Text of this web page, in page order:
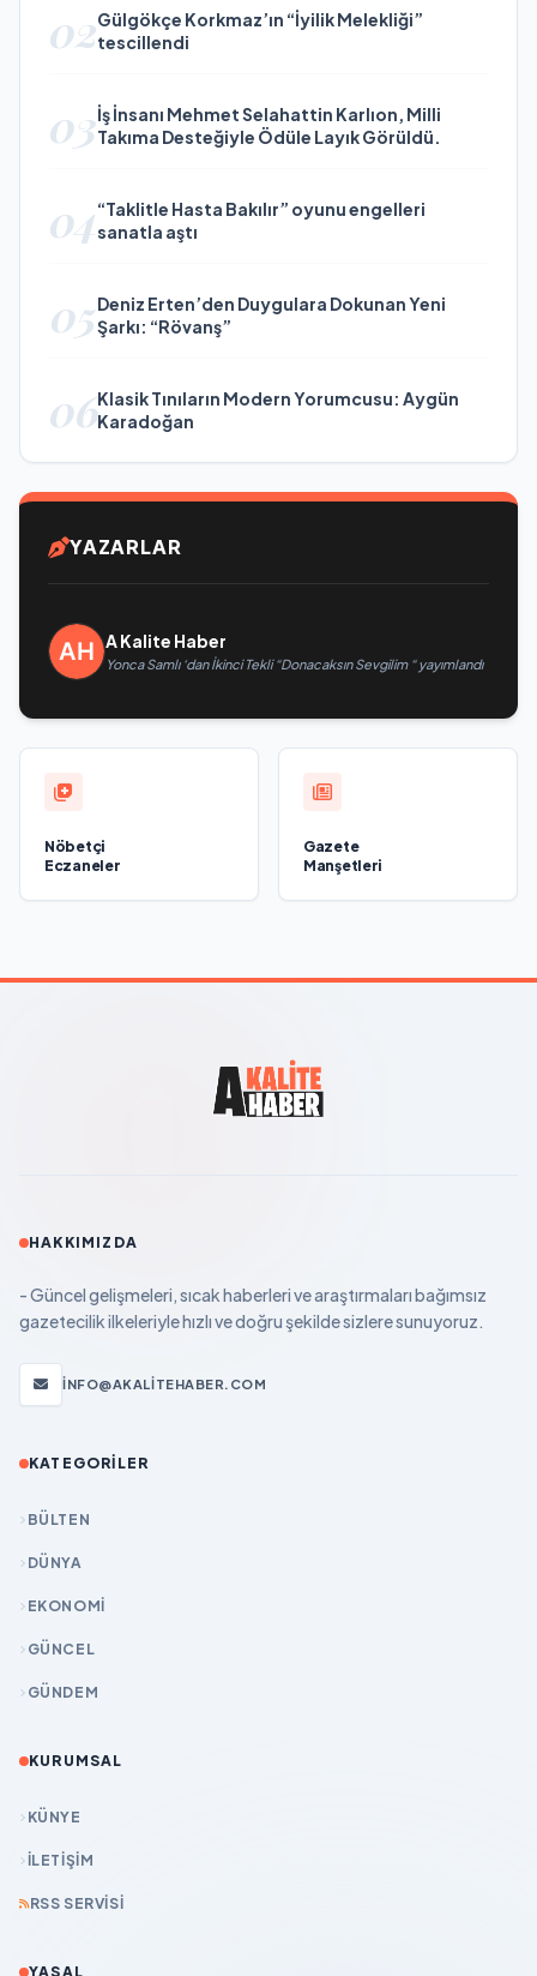
02Gülgökçe Korkmaz’ın “İyilik Melekliği”
tescillendi
03İş İnsanı Mehmet Selahattin Karlıon, Milli
Takıma Desteğiyle Ödüle Layık Görüldü.
04“Taklitle Hasta Bakılır” oyunu engelleri
sanatla aştı
05Deniz Erten’den Duygulara Dokunan Yeni
Şarkı: “Rövanş”
06Klasik Tınıların Modern Yorumcusu: Aygün
Karadoğan
YAZARLAR
A Kalite Haber
Yonca Samlı ‘dan İkinci Tekli “Donacaksın Sevgilim “ yayımlandı
Nöbetçi
Eczaneler
Gazete
Manşetleri
HAKKIMIZDA
- Güncel gelişmeleri, sıcak haberleri ve araştırmaları bağımsız
gazetecilik ilkeleriyle hızlı ve doğru şekilde sizlere sunuyoruz.
INFO@AKALITEHABER.COM
KATEGORILER
BÜLTEN
DÜNYA
EKONOMİ
GÜNCEL
GÜNDEM
KURUMSAL
KÜNYE
İLETIŞIM
RSS SERVISI
YASAL